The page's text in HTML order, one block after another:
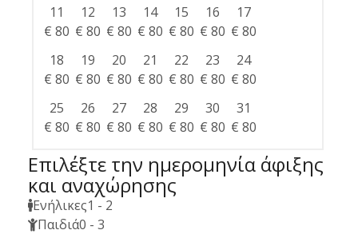
11
€ 80
12
€ 80
13
€ 80
14
€ 80
15
€ 80
16
€ 80
17
€ 80
18
€ 80
19
€ 80
20
€ 80
21
€ 80
22
€ 80
23
€ 80
24
€ 80
25
€ 80
26
€ 80
27
€ 80
28
€ 80
29
€ 80
30
€ 80
31
€ 80
Επιλέξτε την ημερομηνία άφιξης
και αναχώρησης
Ενήλικες1 - 2
Παιδιά0 - 3